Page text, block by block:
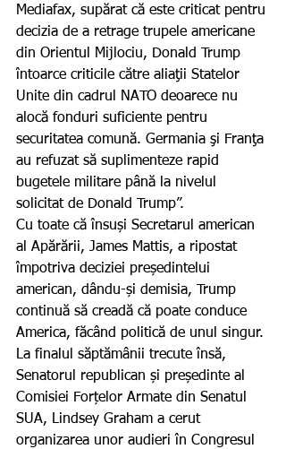
Mediafax, supărat că este criticat pentru
decizia de a retrage trupele americane
din Orientul Mijlociu, Donald Trump
întoarce criticile către aliaţii Statelor
Unite din cadrul NATO deoarece nu
alocă fonduri suficiente pentru
securitatea comună. Germania şi Franţa
au refuzat să suplimenteze rapid
bugetele militare până la nivelul
solicitat de Donald Trump”.
Cu toate că însuși Secretarul american
al Apărării, James Mattis, a ripostat
împotriva deciziei președintelui
american, dându-și demisia, Trump
continuă să creadă că poate conduce
America, făcând politică de unul singur.
La finalul săptămânii trecute însă,
Senatorul republican și președinte al
Comisiei Forțelor Armate din Senatul
SUA, Lindsey Graham a cerut
organizarea unor audieri în Congresul